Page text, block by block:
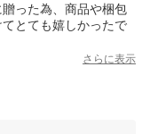
った為、商品や梱包
とても嬉しかったで
たいでこちらにして正
さらに表示